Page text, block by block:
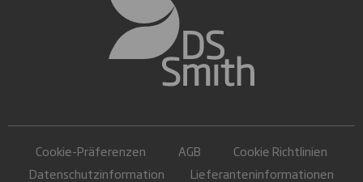
Cookie-Präferenzen AGB
Cookie Richtlinien
Datenschutzinformation
Lieferanteninformationen